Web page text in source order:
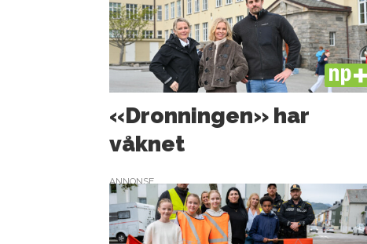
PLUS
«Dronningen» har
våknet
ANNONSE